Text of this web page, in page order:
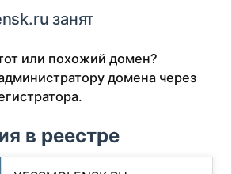
занят
или похожий домен?
домена через
в реестре